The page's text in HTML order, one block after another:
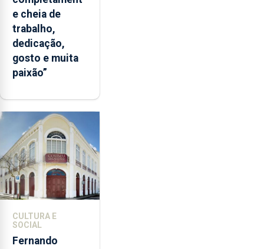
e cheia de
trabalho,
dedicação,
gosto e muita
paixão”
CULTURA E
SOCIAL
Fernando